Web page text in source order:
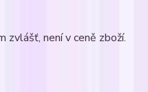
zvlášť, není v ceně zboží.